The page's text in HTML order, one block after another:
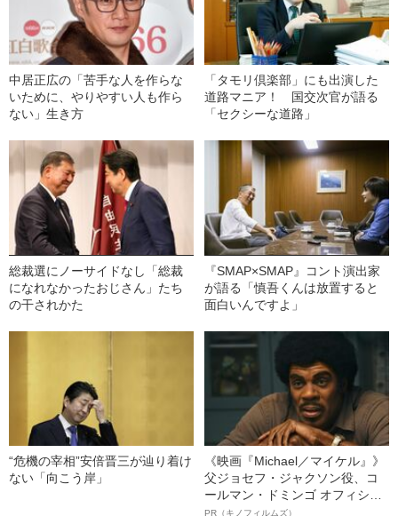
中居正広の「苦手な人を作らな
いために、やりやすい人も作ら
ない」生き方
「タモリ倶楽部」にも出演した
道路マニア！ 国交次官が語る
「セクシーな道路」
総裁選にノーサイドなし「総裁
になれなかったおじさん」たち
の干されかた
『SMAP×SMAP』コント演出家
が語る「慎吾くんは放置すると
面白いんですよ」
“危機の宰相”安倍晋三が辿り着け
ない「向こう岸」
《映画『Michael／マイケル』》
父ジョセフ・ジャクソン役、コ
ールマン・ドミンゴ オフィシャ
ルインタビュー“観客を魅了した
PR（キノフィルムズ）